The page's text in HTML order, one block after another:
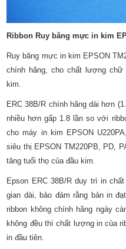
Ribbon Ruy băng mực in kim
Ruy băng mực in kim EPSON
chính hãng, cho chất lượng
kim.
ERC 38B/R chính hãng dài hơn
nhiều hơn gấp 1.8 lần so với
cho máy in kim EPSON
siêu thị EPSON TM220PB, PD,
tăng tuổi thọ của đầu kim.
Epson ERC 38B/R duy trì in
gian dài, bảo đảm rằng bản in
ribbon không chính hãng ngày
không đều thì chất lượng in của
in đầu tiên.